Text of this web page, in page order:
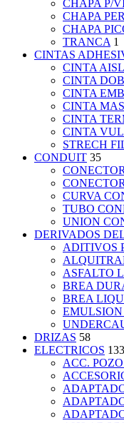
CHAPA P/
CHAPA
CHAPA
TRANCA 1
CINTAS
CINTA
CINTA
CINTA
CINTA
CINTA
CINTA
STRECH
CONDUIT 35
CURVA
TUBO
UNION
DERIVADOS
ADITIVOS
ASFALTO
BREA
BREA
DRIZAS 58
ELECTRICOS
ACC.